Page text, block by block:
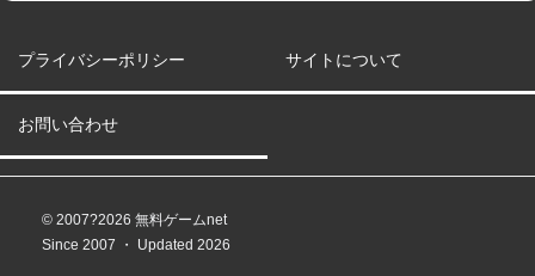
プライバシーポリシー サイトについて
お問い合わせ
© 2007?2026 無料ゲームnet
Since 2007 ・ Updated 2026